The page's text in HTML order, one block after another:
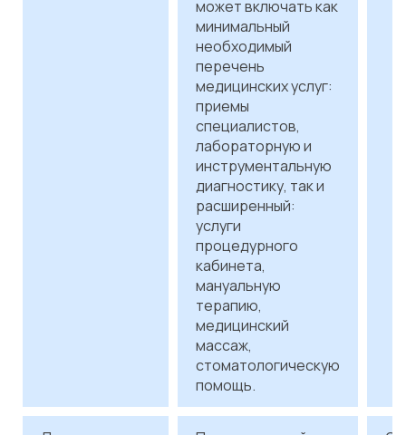
может включать как
минимальный
необходимый
перечень
медицинских услуг:
приемы
специалистов,
лабораторную и
инструментальную
диагностику, так и
расширенный:
услуги
процедурного
кабинета,
мануальную
терапию,
медицинский
массаж,
стоматологическую
помощь.